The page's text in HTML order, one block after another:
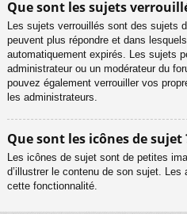
Que sont les sujets
Les sujets verrouillés sont des sujets
peuvent plus répondre et dans
automatiquement expirés. Les sujets
administrateur ou un modérateur du
pouvez également verrouiller vos
les administrateurs.
Que sont les icônes de sujet
Les icônes de sujet sont de petites
d’illustrer le contenu de son sujet.
cette fonctionnalité.